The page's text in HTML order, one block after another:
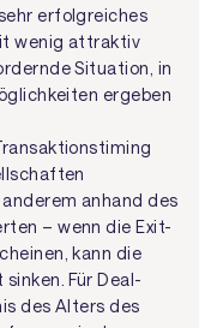
erfolgreiches
wenig attraktiv
Situation, in
ergeben
anhand des
– wenn die Exit-
kann die
Für Deal-
des Alters des